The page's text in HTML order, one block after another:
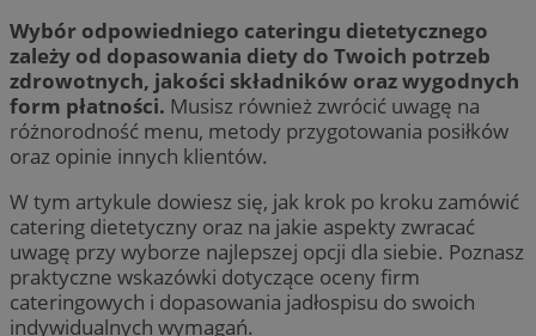
Wybór odpowiedniego cateringu dietetycznego
zależy od dopasowania diety do Twoich potrzeb
zdrowotnych, jakości składników oraz wygodnych
form płatności. Musisz również zwrócić uwagę na
różnorodność menu, metody przygotowania posiłków
oraz opinie innych klientów.
W tym artykule dowiesz się, jak krok po kroku zamówić
catering dietetyczny oraz na jakie aspekty zwracać
uwagę przy wyborze najlepszej opcji dla siebie. Poznasz
praktyczne wskazówki dotyczące oceny firm
cateringowych i dopasowania jadłospisu do swoich
indywidualnych wymagań.